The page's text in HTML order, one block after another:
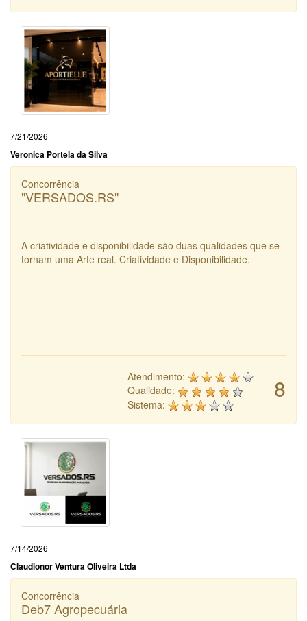
7/21/2026
Veronica Portela da Silva
Concorrência
"VERSADOS.RS"
A criatividade e disponibilidade são duas qualidades que se
tornam uma Arte real. Criatividade e Disponibilidade.
8
Atendimento:
Qualidade:
Sistema:
7/14/2026
Claudionor Ventura Oliveira Ltda
Concorrência
Deb7 Agropecuária